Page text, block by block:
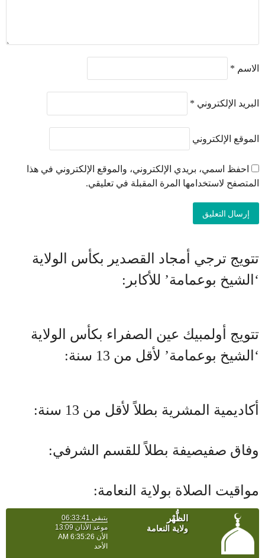
الاسم *
البريد الإلكتروني *
الموقع الإلكتروني
احفظ اسمي، بريدي الإلكتروني، والموقع الإلكتروني في هذا
المتصفح لاستخدامها المرة المقبلة في تعليقي.
تتويج ترجي أمجاد القصدير بكأس الولاية
‘الشيخ بوعمامة’ للأكابر:
تتويج أولمبيك عين الصفراء بكأس الولاية
‘الشيخ بوعمامة’ لأقل من 13 سنة:
أكاديمية المشرية بطلاً لأقل من 13 سنة:
وفاق صفيصيفة بطلاً للقسم الشرفي:
مواقيت الصلاة بولاية النعامة: